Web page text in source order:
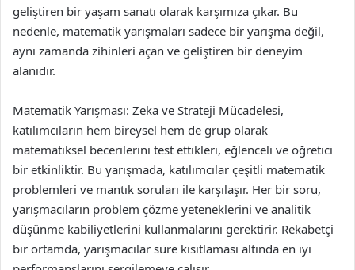
geliştiren bir yaşam sanatı olarak karşımıza çıkar. Bu
nedenle, matematik yarışmaları sadece bir yarışma değil,
aynı zamanda zihinleri açan ve geliştiren bir deneyim
alanıdır.
Matematik Yarışması: Zeka ve Strateji Mücadelesi,
katılımcıların hem bireysel hem de grup olarak
matematiksel becerilerini test ettikleri, eğlenceli ve öğretici
bir etkinliktir. Bu yarışmada, katılımcılar çeşitli matematik
problemleri ve mantık soruları ile karşılaşır. Her bir soru,
yarışmacıların problem çözme yeteneklerini ve analitik
düşünme kabiliyetlerini kullanmalarını gerektirir. Rekabetçi
bir ortamda, yarışmacılar süre kısıtlaması altında en iyi